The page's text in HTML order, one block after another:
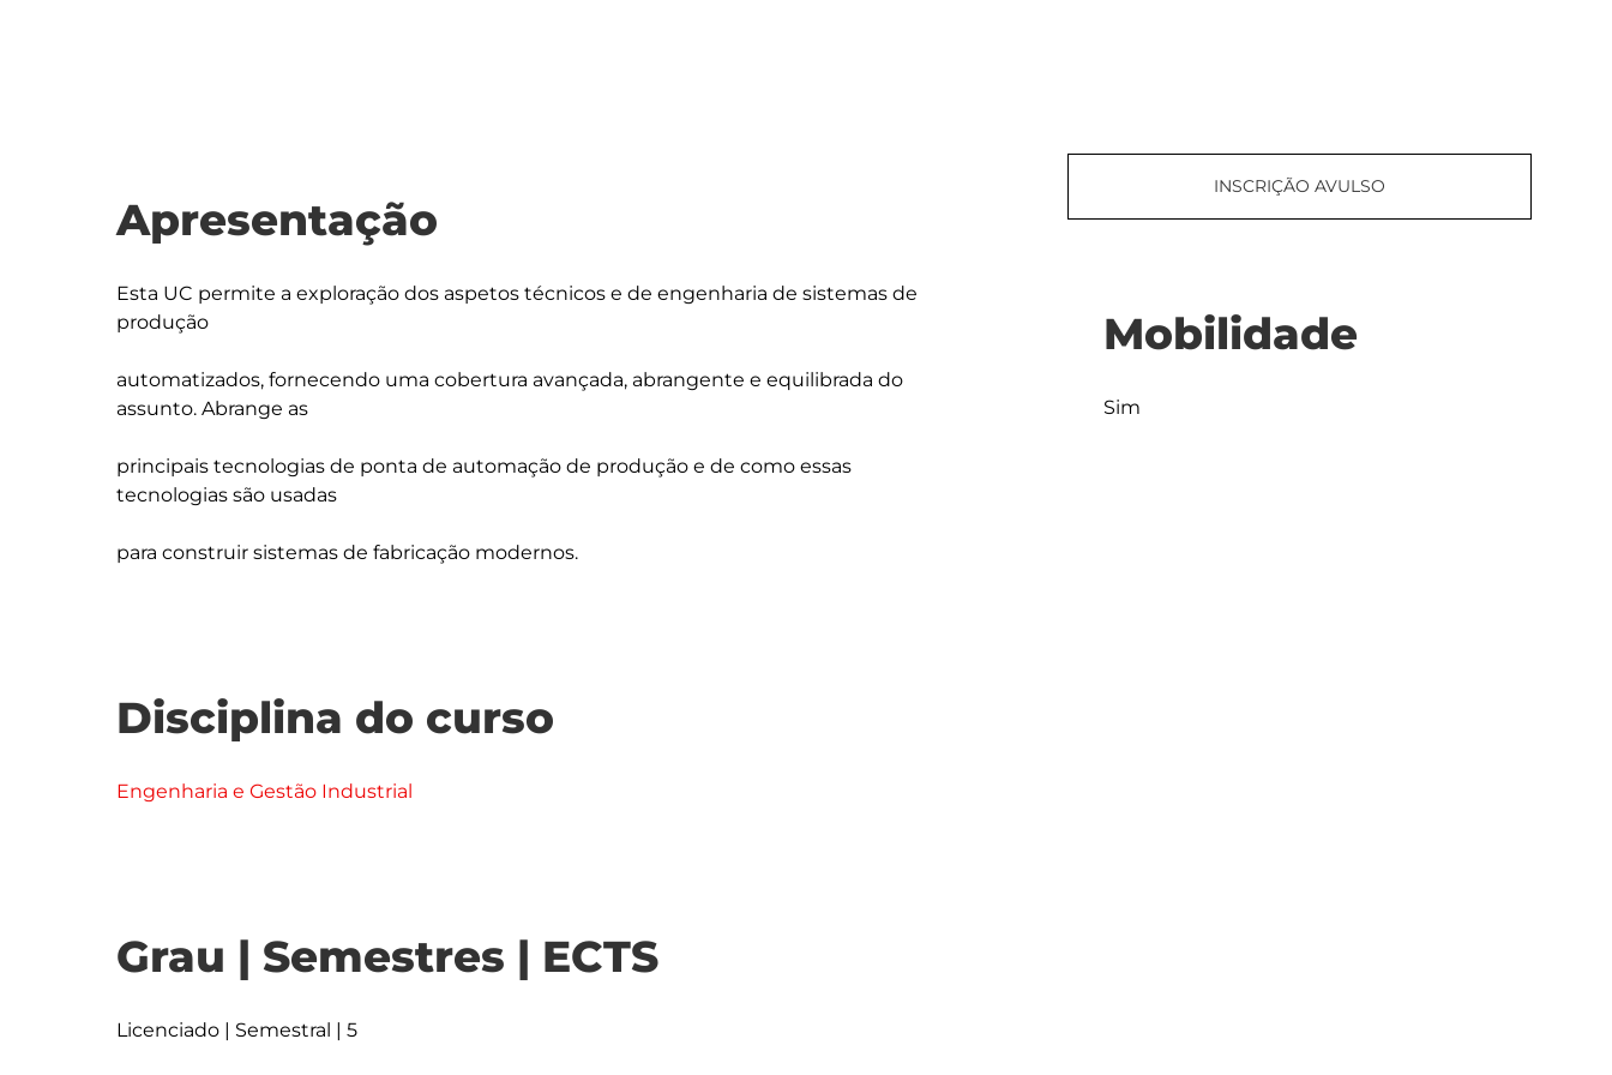
Apresentação
Esta UC permite a exploração dos aspetos técnicos e de engenharia de sistemas de
produção
automatizados, fornecendo uma cobertura avançada, abrangente e equilibrada do
assunto. Abrange as
principais tecnologias de ponta de automação de produção e de como essas
tecnologias são usadas
Disciplina do curso
Engenharia e Gestão Industrial
Grau | Semestres | ECTS
Licenciado | Semestral | 5
INSCRIÇÃO AVULSO
Mobilidade
Sim